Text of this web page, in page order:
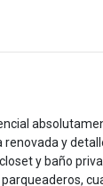
y
y baño